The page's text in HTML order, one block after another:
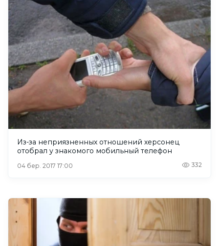
Из-за неприязненных отношений херсонец
отобрал у знакомого мобильный телефон
04 бер. 2017 17:00 332